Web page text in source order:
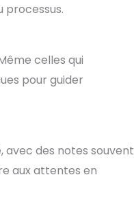
celles qui
pour guider
des notes souvent
aux attentes en